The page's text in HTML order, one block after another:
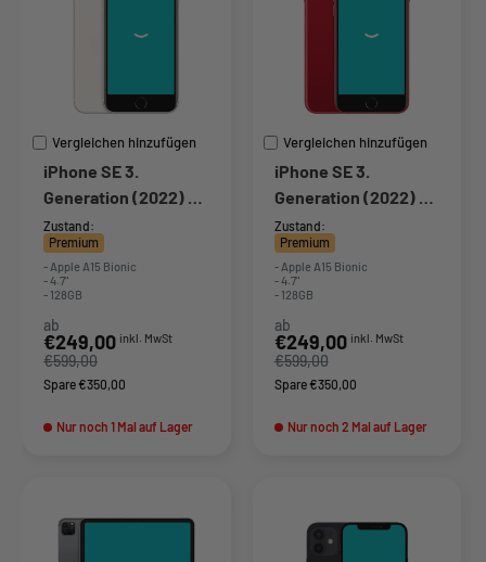
Vergleichen hinzufügen
iPhone SE 3.
Generation (2022) -
128GB - Polarstern
Zustand:
Premium
- Apple A15 Bionic
- 4.7"
- 128GB
ab
Sonderpreis
€249,00 inkl. MwSt
€599,00
Spare €350,00
Nur noch 1 Mal auf Lager
Vergleichen hinzufügen
iPhone SE 3.
Generation (2022) -
128GB - Rot
Zustand:
Premium
- Apple A15 Bionic
- 4.7"
- 128GB
ab
Sonderpreis
€249,00 inkl. MwSt
€599,00
Spare €350,00
Nur noch 2 Mal auf Lager